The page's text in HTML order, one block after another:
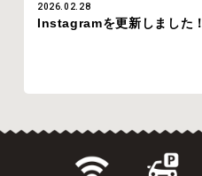
2026.02.28
Instagramを更新しました！